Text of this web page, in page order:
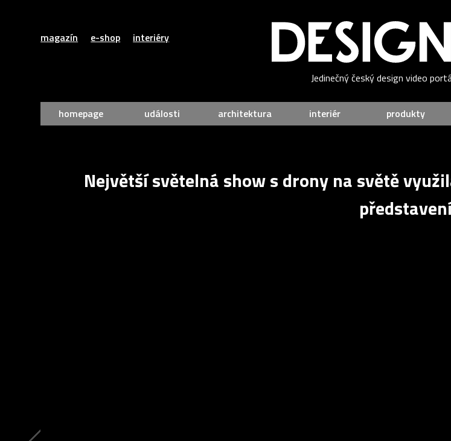
magazín e-shop interiéry
Jedinečný český design video
homepage události architektura interiér produkty
Největší světelná show s drony na světě